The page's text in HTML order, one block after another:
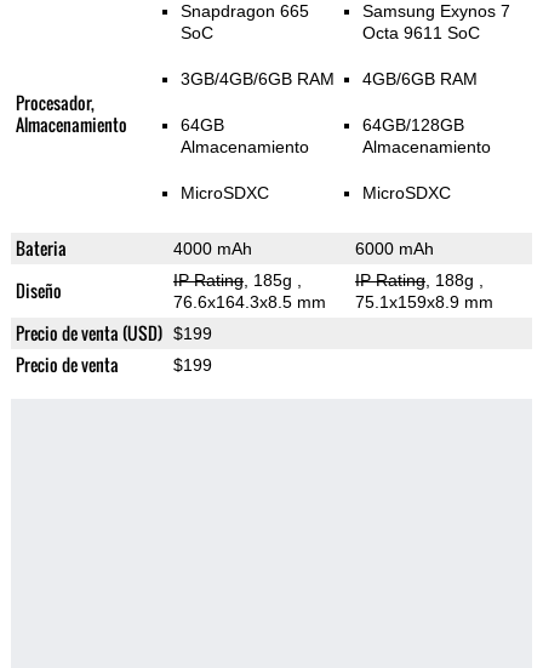
Procesador,
Almacenamiento
Snapdragon 665
SoC
3GB/4GB/6GB RAM
64GB
Almacenamiento
MicroSDXC
Samsung Exynos 7
Octa 9611 SoC
4GB/6GB RAM
64GB/128GB
Almacenamiento
MicroSDXC
Bateria 4000 mAh 6000 mAh
Diseño IP Rating, 185g
76.6x164.3x8.5 mm
IP Rating, 188g
75.1x159x8.9 mm
Precio de venta (USD) $199
Precio de venta $199